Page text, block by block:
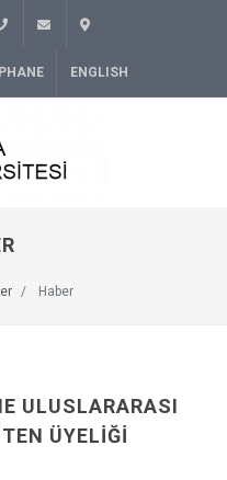
ENGLISH
Haber
ULUSLARARASI
ÜYELIĞI